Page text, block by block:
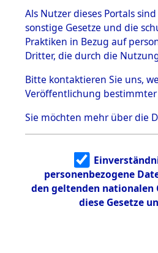
1.2.9.1
Effekten aus
dem KZ
Dachau
Effekten aus
dem KZ
Dachau,
Landesentsch
ädigungsamt
Effekten aus
dem KZ
Neuengamm
e
1.2.9.4
Effekten nicht
Als Nutzer dieses Portals
sonstige Gesetze und die
Praktiken in Bezug auf
Dritter, die durch die
Bitte kontaktieren Sie uns,
Veröffentlichung
Sie möchten mehr über die
personenbezogene
den geltenden nationalen
diese Gesetze